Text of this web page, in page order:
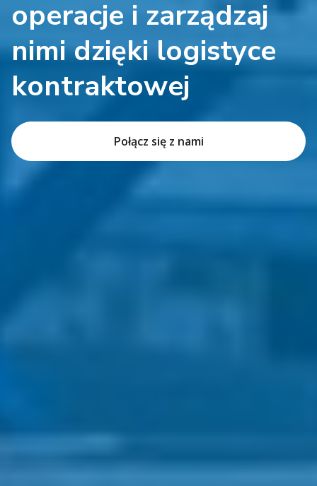
operacje i zarządzaj
nimi dzięki logistyce
kontraktowej
Połącz się z nami